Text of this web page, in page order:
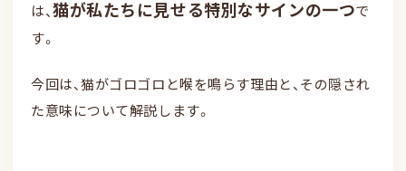
は、猫が私たちに見せる特別なサインの一つで
す。
今回は、猫がゴロゴロと喉を鳴らす理由と、その隠され
た意味について解説します。